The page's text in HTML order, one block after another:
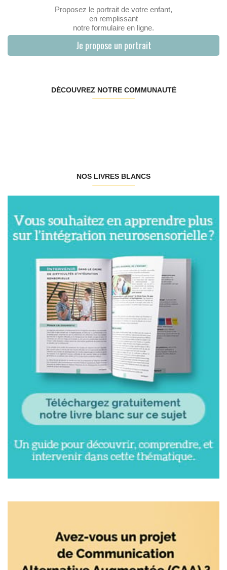
Proposez le portrait de votre enfant,
en remplissant
notre formulaire en ligne.
Je propose un portrait
DÉCOUVREZ NOTRE COMMUNAUTÉ
NOS LIVRES BLANCS